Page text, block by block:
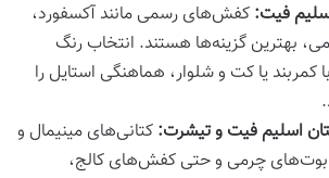
فیت: کفش‌های رسمی مانند آکسفورد،
بهترین گزینه‌ها هستند. انتخاب رنگ
یا کت و شلوار، هماهنگی استایل را
اسلیم فیت و تیشرت: کتانی‌های مینیمال و
بوت‌های چرمی و حتی کفش‌های کالج،